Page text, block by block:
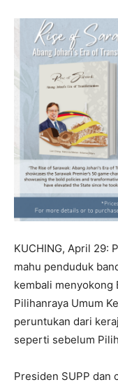
KUCHING, April 29:
mahu penduduk
kembali menyokong
Pilihanraya Umum
peruntukan dari
seperti sebelum
Presiden SUPP dan